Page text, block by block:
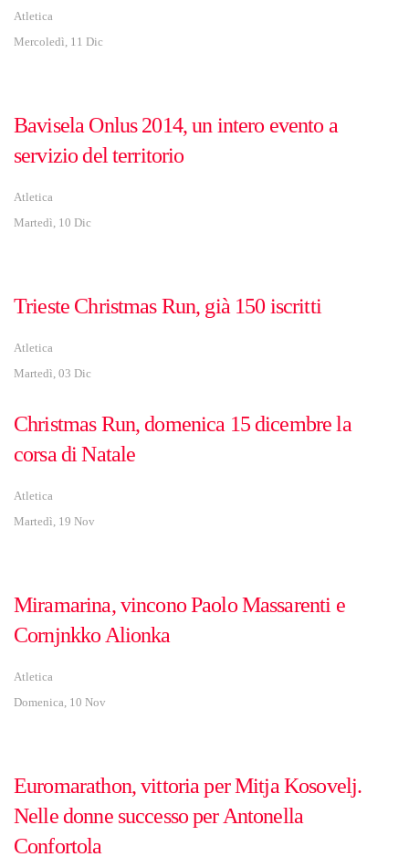
Atletica
Mercoledì, 11 Dic
Bavisela Onlus 2014, un intero evento a
servizio del territorio
Atletica
Martedì, 10 Dic
Trieste Christmas Run, già 150 iscritti
Atletica
Martedì, 03 Dic
Christmas Run, domenica 15 dicembre la
corsa di Natale
Atletica
Martedì, 19 Nov
Miramarina, vincono Paolo Massarenti e
Cornjnkko Alionka
Atletica
Domenica, 10 Nov
Euromarathon, vittoria per Mitja Kosovelj.
Nelle donne successo per Antonella
Confortola